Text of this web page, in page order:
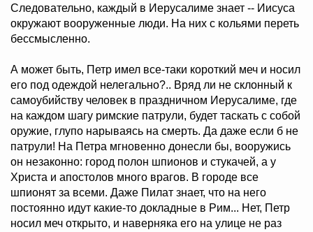
Следовательно, каждый в Иерусалиме знает -- Иисуса
окружают вооруженные люди. На них с кольями переть
бессмысленно.
А может быть, Петр имел все-таки короткий меч и носил
его под одеждой нелегально?.. Вряд ли не склонный к
самоубийству человек в праздничном Иерусалиме, где
на каждом шагу римские патрули, будет таскать с собой
оружие, глупо нарываясь на смерть. Да даже если б не
патрули! На Петра мгновенно донесли бы, вооружись
он незаконно: город полон шпионов и стукачей, а у
Христа и апостолов много врагов. В городе все
шпионят за всеми. Даже Пилат знает, что на него
постоянно идут какие-то докладные в Рим... Нет, Петр
носил меч открыто, и наверняка его на улице не раз